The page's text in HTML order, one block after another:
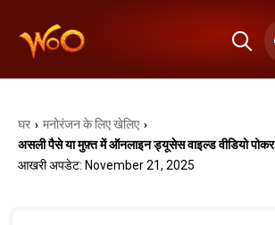
घर › मनोरंजन के लिए खेलिए ›
असली पैसे या मुफ़्त में ऑनलाइन ड्यूसेस वाइल्ड वीडियो पोकर
आखरी अपडेट: November 21, 2025